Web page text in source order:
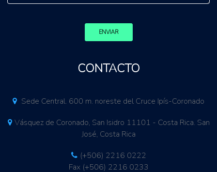
ENVIAR
CONTACTO
Sede Central. 600 m. noreste del Cruce Ipís-Coronado
Vásquez de Coronado, San Isidro 11101 - Costa Rica. San
José, Costa Rica
(+506) 2216 0222
Fax (+506) 2216 0233